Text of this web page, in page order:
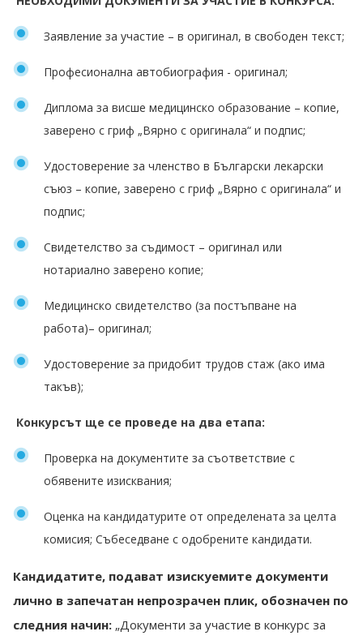
Заявление за участие – в оригинал, в свободен текст;
Професионална автобиография - оригинал;
Диплома за висше медицинско образование – копие,
заверено с гриф „Вярно с оригинала“ и подпис;
Удостоверение за членство в Български лекарски
съюз – копие, заверено с гриф „Вярно с оригинала“ и
подпис;
Свидетелство за съдимост – оригинал или
нотариално заверено копие;
Медицинско свидетелство (за постъпване на
работа)– оригинал;
Удостоверение за придобит трудов стаж (ако има
такъв);
Конкурсът ще се проведе на два етапа:
Проверка на документите за съответствие с
обявените изисквания;
Оценка на кандидатурите от определената за целта
комисия; Събеседване с одобрените кандидати.
Кандидатите, подават изискуемите документи
лично в запечатан непрозрачен плик, обозначен по
следния начин: „Документи за участие в конкурс за